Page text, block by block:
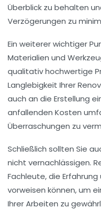
Überblick zu behalten
Verzögerungen zu
Ein weiterer wichtiger
Materialien und
qualitativ hochwertige
Langlebigkeit Ihrer
auch an die Erstellung
anfallenden Kosten
Überraschungen zu
Schließlich sollten Sie
nicht vernachlässigen.
Fachleute, die
vorweisen können, um
Ihrer Arbeiten zu